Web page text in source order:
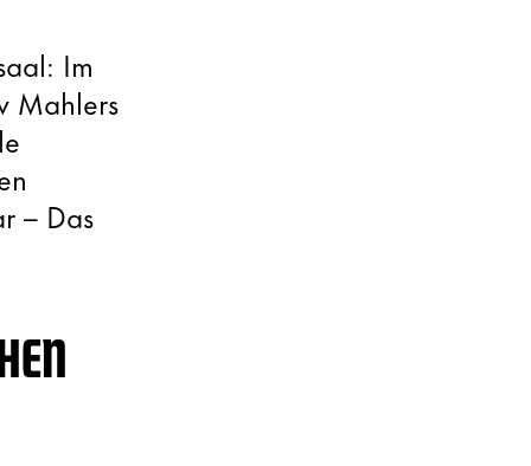
Im
Mahlers
– Das